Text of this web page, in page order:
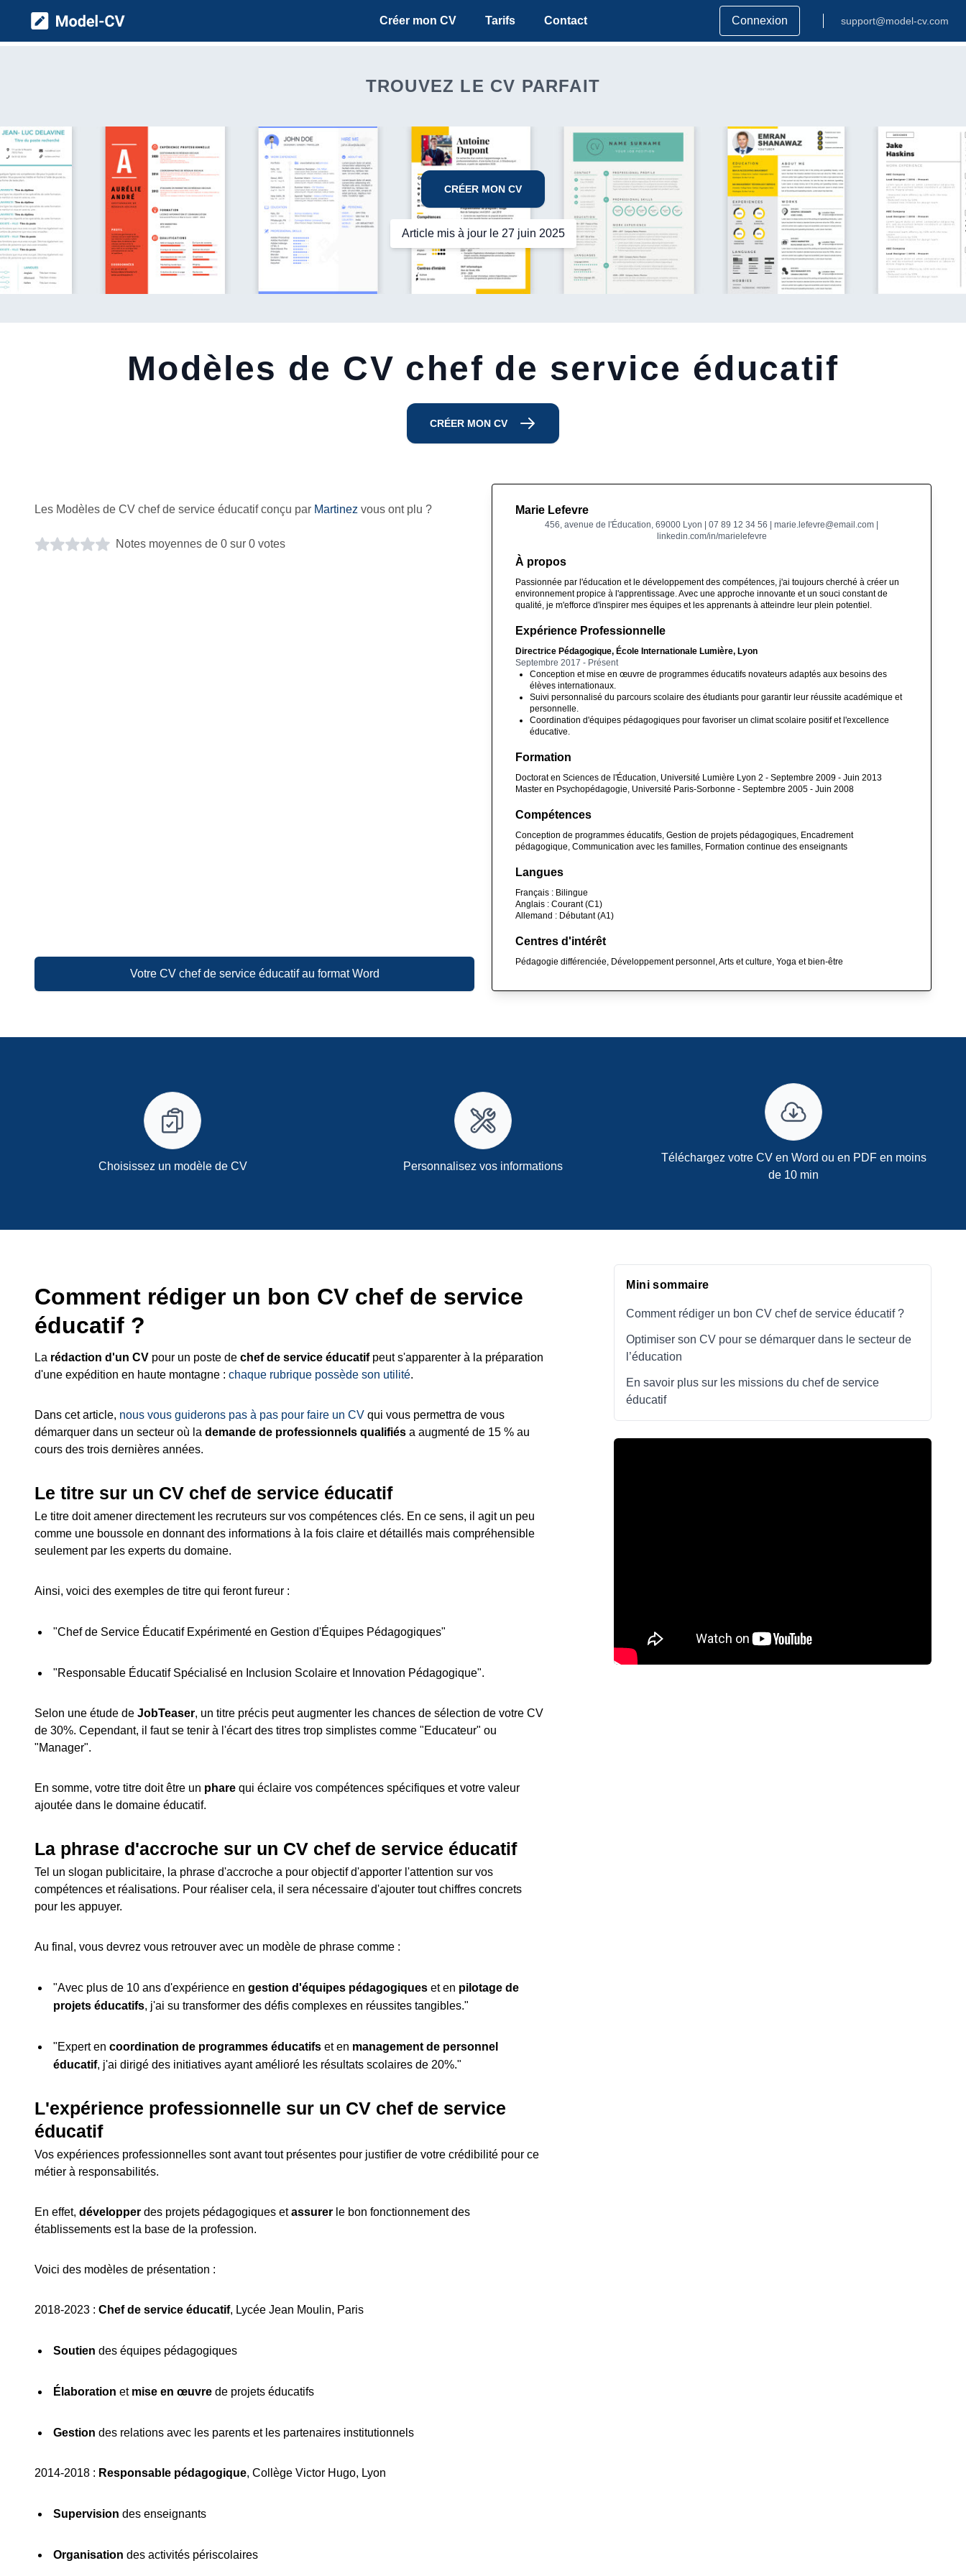
Model CV Créer mon CV Tarifs Contact Connexion support@model-cv.com
TROUVEZ LE CV PARFAIT
CRÉER MON CV
Article mis à jour le 27 juin 2025
Modèles de CV chef de service éducatif
CRÉER MON CV
Les Modèles de CV chef de service éducatif conçu par Martinez vous ont plu ?
Notes moyennes de 0 sur 0 votes
Votre CV chef de service éducatif au format Word
Marie Lefevre
456, avenue de l'Éducation, 69000 Lyon | 07 89 12 34 56 | marie.lefevre@email.com |
linkedin.com/in/marielefevre
À propos
Passionnée par l'éducation et le développement des compétences, j'ai toujours cherché à créer un
environnement propice à l'apprentissage. Avec une approche innovante et un souci constant de
qualité, je m'efforce d'inspirer mes équipes et les apprenants à atteindre leur plein potentiel.
Expérience Professionnelle
Directrice Pédagogique, École Internationale Lumière, Lyon
Septembre 2017 - Présent
Conception et mise en œuvre de programmes éducatifs novateurs adaptés aux besoins des
élèves internationaux.
Suivi personnalisé du parcours scolaire des étudiants pour garantir leur réussite académique et
personnelle.
Coordination d'équipes pédagogiques pour favoriser un climat scolaire positif et l'excellence
éducative.
Formation
Doctorat en Sciences de l'Éducation, Université Lumière Lyon 2 - Septembre 2009 - Juin 2013
Master en Psychopédagogie, Université Paris-Sorbonne - Septembre 2005 - Juin 2008
Compétences
Conception de programmes éducatifs, Gestion de projets pédagogiques, Encadrement
pédagogique, Communication avec les familles, Formation continue des enseignants
Langues
Français : Bilingue
Anglais : Courant (C1)
Allemand : Débutant (A1)
Centres d'intérêt
Pédagogie différenciée, Développement personnel, Arts et culture, Yoga et bien-être
Choisissez un modèle de CV Personnalisez vos informations
Téléchargez votre CV en Word ou en PDF en moins
de 10 min
Comment rédiger un bon CV chef de service
éducatif ?
La rédaction d'un CV pour un poste de chef de service éducatifpeut s'apparenter à la préparation
d'une expédition en haute montagne : chaque rubrique possède son utilité.
Dans cet article, nous vous guiderons pas à pas pour faire un CV qui vous permettra de vous
démarquer dans un secteur où la demande de professionnels qualifiés a augmenté de 15 % au
cours des trois dernières années.
Le titre sur un CV chef de service éducatif
Le titre doit amener directement les recruteurs sur vos compétences clés. En ce sens, il agit un peu
comme une boussole en donnant des informations à la fois claire et détaillés mais compréhensible
seulement par les experts du domaine.
Ainsi, voici des exemples de titre qui feront fureur :
"Chef de Service Éducatif Expérimenté en Gestion d'Équipes Pédagogiques"
"Responsable Éducatif Spécialisé en Inclusion Scolaire et Innovation Pédagogique".
Selon une étude de JobTeaser, un titre précis peut augmenter les chances de sélection de votre CV
de 30%. Cependant, il faut se tenir à l'écart des titres trop simplistes comme "Educateur" ou
"Manager".
En somme, votre titre doit être un phare qui éclaire vos compétences spécifiques et votre valeur
ajoutée dans le domaine éducatif.
La phrase d'accroche sur un CV chef de service éducatif
Tel un slogan publicitaire, la phrase d'accroche a pour objectif d'apporter l'attention sur vos
compétences et réalisations. Pour réaliser cela, il sera nécessaire d'ajouter tout chiffres concrets
pour les appuyer.
Au final, vous devrez vous retrouver avec un modèle de phrase comme :
"Avec plus de 10 ans d'expérience en gestion d'équipes pédagogiqueset en pilotage de
projets éducatifs, j'ai su transformer des défis complexes en réussites tangibles."
"Expert en coordination de programmes éducatifset en management de personnel
éducatif, j'ai dirigé des initiatives ayant amélioré les résultats scolaires de 20%."
L'expérience professionnelle sur un CV chef de service
éducatif
Vos expériences professionnelles sont avant tout présentes pour justifier de votre crédibilité pour ce
métier à responsabilités.
En effet, développer des projets pédagogiques etassurer le bon fonctionnement des
établissements est la base de la profession.
Voici des modèles de présentation :
2018-2023 : Chef de service éducatif, Lycée Jean Moulin, Paris
Soutien des équipes pédagogiques
Élaboration et mise en œuvrede projets éducatifs
Gestion des relations avec les parents et les partenaires institutionnels
2014-2018 : Responsable pédagogique, Collège Victor Hugo, Lyon
Supervision des enseignants
Organisation des activités périscolaires
Mini sommaire
Comment rédiger un bon CV chef de service éducatif ?
Optimiser son CV pour se démarquer dans le secteur de
l’éducation
En savoir plus sur les missions du chef de service
éducatif